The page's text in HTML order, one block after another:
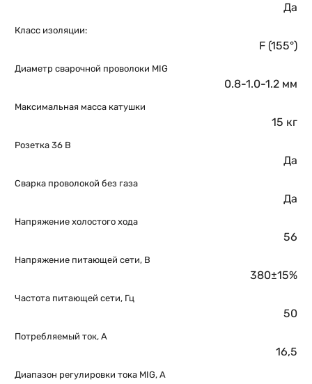
Да
Класс изоляции:
F (155°)
Диаметр сварочной проволоки MIG
0.8-1.0-1.2 мм
Максимальная масса катушки
15 кг
Розетка 36 В
Да
Сварка проволокой без газа
Да
Напряжение холостого хода
56
Напряжение питающей сети, В
380±15%
Частота питающей сети, Гц
50
Потребляемый ток, А
16,5
Диапазон регулировки тока MIG, А